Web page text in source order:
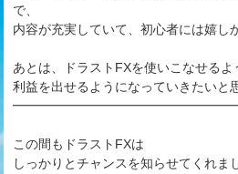
で、
内容が充実していて、初心者には嬉し
あとは、ドラストFXを使いこなせるよ
利益を出せるようになっていきたいと
この間もドラストFXは
しっかりとチャンスを知らせてくれま